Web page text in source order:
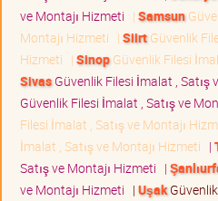
ve Montajı Hizmeti | Samsun
Montajı Hizmeti | SiirtGüvenlik
Hizmeti | SinopGüvenlik Filesi
SivasGüvenlik Filesi İmalat , Satış
Güvenlik Filesi İmalat , Satış ve
Filesi İmalat , Satış ve Montajı
İmalat , Satış ve Montajı Hizmeti |
Satış ve Montajı Hizmeti |
ve Montajı Hizmeti | Uşak